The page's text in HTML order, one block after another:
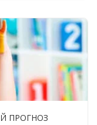
ПРОГНОЗ